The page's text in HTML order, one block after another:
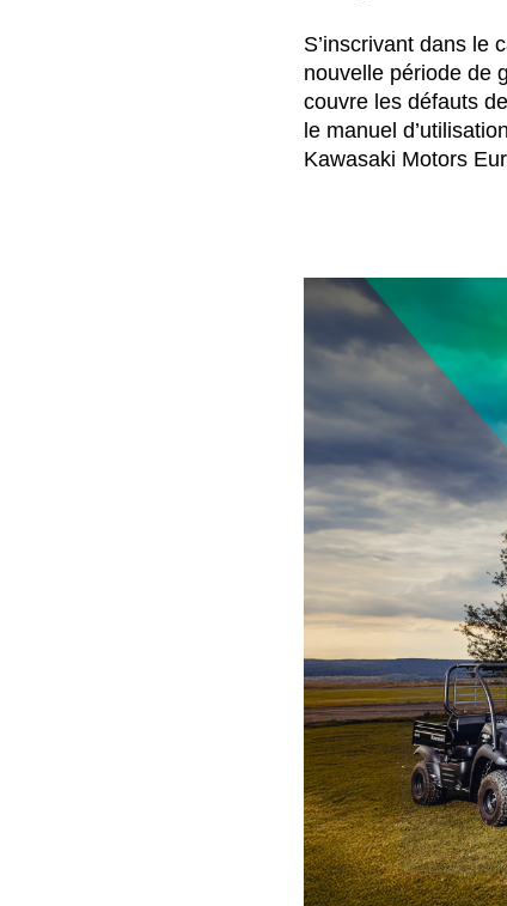
S’inscrivant dans le
nouvelle période de
couvre les défauts
le manuel
Kawasaki Motors